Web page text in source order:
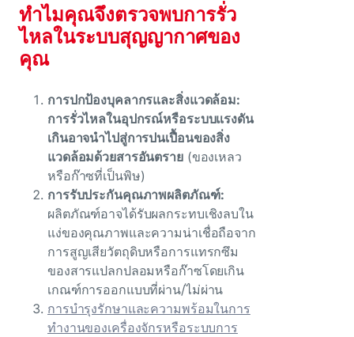
ทําไมคุณจึงตรวจพบการรั่ว
ไหลในระบบสุญญากาศของ
คุณ
การปกป้องบุคลากรและสิ่งแวดล้อม:
การรั่วไหลในอุปกรณ์หรือระบบแรงดัน
เกินอาจนําไปสู่การปนเปื้อนของสิ่ง
แวดล้อมด้วยสารอันตราย(ของเหลว
หรือก๊าซที่เป็นพิษ)
การรับประกันคุณภาพผลิตภัณฑ์:
ผลิตภัณฑ์อาจได้รับผลกระทบเชิงลบใน
แง่ของคุณภาพและความน่าเชื่อถือจาก
การสูญเสียวัตถุดิบหรือการแทรกซึม
ของสารแปลกปลอมหรือก๊าซโดยเกิน
เกณฑ์การออกแบบที่ผ่าน/ไม่ผ่าน
การบํารุงรักษาและความพร้อมในการ
ทํางานของเครื่องจักรหรือระบบการ